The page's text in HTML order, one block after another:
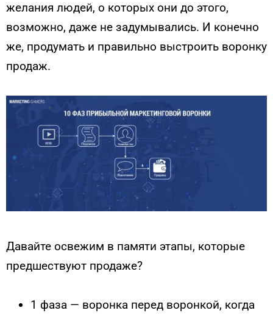
желания людей, о которых они до этого,
возможно, даже не задумывались. И конечно
же, продумать и правильно выстроить воронку
продаж.
Давайте освежим в памяти этапы, которые
предшествуют продаже?
1 фаза — воронка перед воронкой, когда